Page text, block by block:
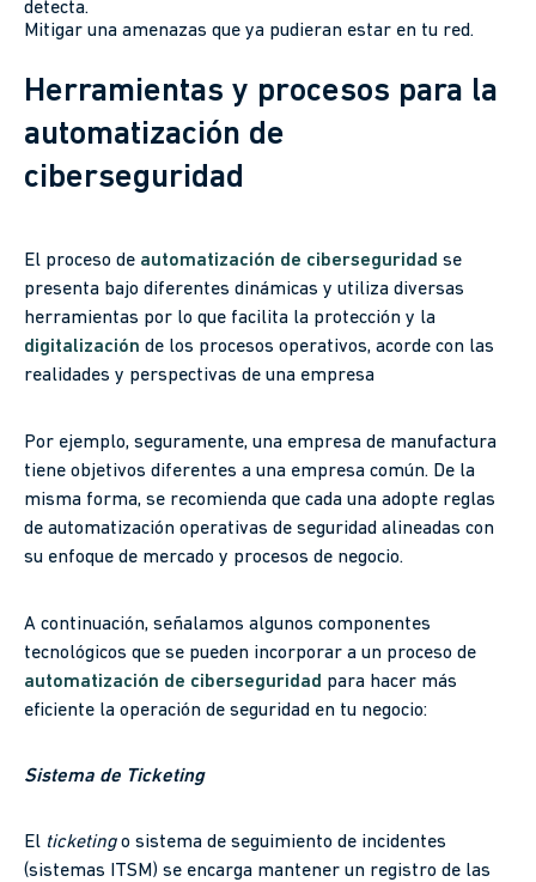
detecta.
Mitigar una amenazas que ya pudieran estar en tu red.
Herramientas y procesos para la
automatización de
ciberseguridad
El proceso de automatización de ciberseguridad se
presenta bajo diferentes dinámicas y utiliza diversas
herramientas por lo que facilita la protección y la
digitalización de los procesos operativos, acorde con las
realidades y perspectivas de una empresa
Por ejemplo, seguramente, una empresa de manufactura
tiene objetivos diferentes a una empresa común. De la
misma forma, se recomienda que cada una adopte reglas
de automatización operativas de seguridad alineadas con
su enfoque de mercado y procesos de negocio.
A continuación, señalamos algunos componentes
tecnológicos que se pueden incorporar a un proceso de
automatización de ciberseguridad para hacer más
eficiente la operación de seguridad en tu negocio:
Sistema de Ticketing
El ticketingo sistema de seguimiento de incidentes
(sistemas ITSM) se encarga mantener un registro de las